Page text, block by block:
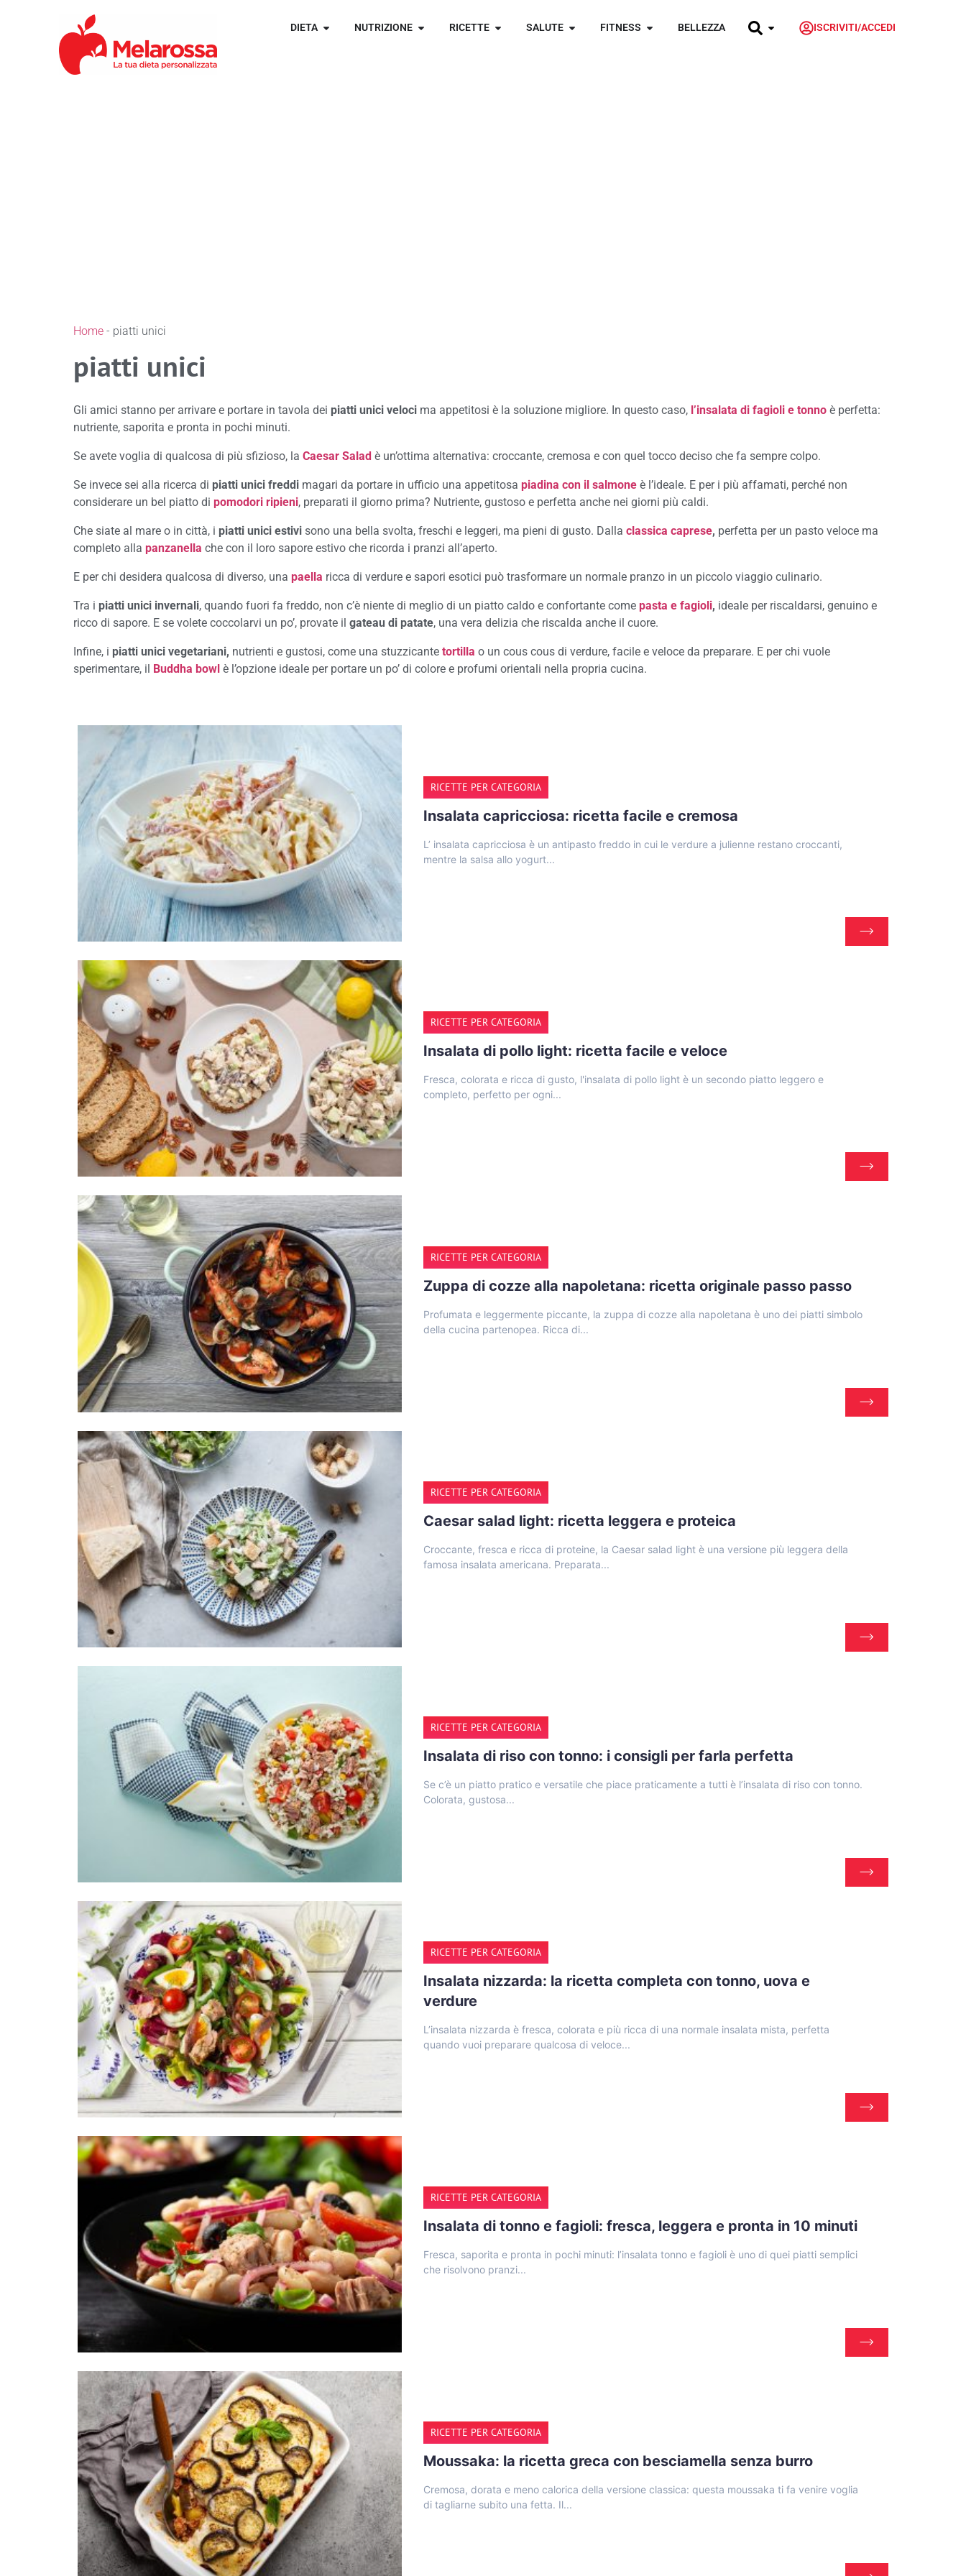
DIETA NUTRIZIONE RICETTE SALUTE FITNESS BELLEZZA ISCRIVITI/ACCEDI
Home - piatti unici
piatti unici
Gli amici stanno per arrivare e portare in tavola dei piatti unici veloci ma appetitosi è la soluzione migliore. In questo caso, l’insalata di fagioli e tonno è perfetta:
nutriente, saporita e pronta in pochi minuti.
Se avete voglia di qualcosa di più sfizioso, la Caesar Salad è un’ottima alternativa: croccante, cremosa e con quel tocco deciso che fa sempre colpo.
Se invece sei alla ricerca di piatti unici freddi magari da portare in ufficio una appetitosa piadina con il salmone è l’ideale. E per i più affamati, perché non
considerare un bel piatto di pomodori ripieni, preparati il giorno prima? Nutriente, gustoso e perfetta anche nei giorni più caldi.
Che siate al mare o in città, i piatti unici estivi sono una bella svolta, freschi e leggeri, ma pieni di gusto. Dalla classica caprese, perfetta per un pasto veloce ma
completo alla panzanella che con il loro sapore estivo che ricorda i pranzi all’aperto.
E per chi desidera qualcosa di diverso, una paella ricca di verdure e sapori esotici può trasformare un normale pranzo in un piccolo viaggio culinario.
Tra i piatti unici invernali, quando fuori fa freddo, non c’è niente di meglio di un piatto caldo e confortante come pasta e fagioli, ideale per riscaldarsi, genuino e
ricco di sapore. E se volete coccolarvi un po’, provate il gateau di patate, una vera delizia che riscalda anche il cuore.
Infine, i piatti unici vegetariani, nutrienti e gustosi, come una stuzzicante tortilla o un cous cous di verdure, facile e veloce da preparare. E per chi vuole
sperimentare, il
Buddha bowl è l’opzione ideale per portare un po’ di colore e profumi orientali nella propria cucina.
RICETTE PER CATEGORIA
Insalata capricciosa: ricetta facile e cremosa
L’ insalata capricciosa è un antipasto freddo in cui le verdure a julienne restano croccanti,
mentre la salsa allo yogurt...
RICETTE PER CATEGORIA
Insalata di pollo light: ricetta facile e veloce
Fresca, colorata e ricca di gusto, l'insalata di pollo light è un secondo piatto leggero e
completo, perfetto per ogni...
RICETTE PER CATEGORIA
Zuppa di cozze alla napoletana: ricetta originale passo passo
Profumata e leggermente piccante, la zuppa di cozze alla napoletana è uno dei piatti simbolo
della cucina partenopea. Ricca di...
RICETTE PER CATEGORIA
Caesar salad light: ricetta leggera e proteica
Croccante, fresca e ricca di proteine, la Caesar salad light è una versione più leggera della
famosa insalata americana. Preparata...
RICETTE PER CATEGORIA
Insalata di riso con tonno: i consigli per farla perfetta
Se c’è un piatto pratico e versatile che piace praticamente a tutti è l’insalata di riso con tonno.
Colorata, gustosa...
RICETTE PER CATEGORIA
Insalata nizzarda: la ricetta completa con tonno, uova e
verdure
L’insalata nizzarda è fresca, colorata e più ricca di una normale insalata mista, perfetta
quando vuoi preparare qualcosa di veloce...
RICETTE PER CATEGORIA
Insalata di tonno e fagioli: fresca, leggera e pronta in 10 minuti
Fresca, saporita e pronta in pochi minuti: l’insalata tonno e fagioli è uno di quei piatti semplici
che risolvono pranzi...
RICETTE PER CATEGORIA
Moussaka: la ricetta greca con besciamella senza burro
Cremosa, dorata e meno calorica della versione classica: questa moussaka ti fa venire voglia
di tagliarne subito una fetta. Il...